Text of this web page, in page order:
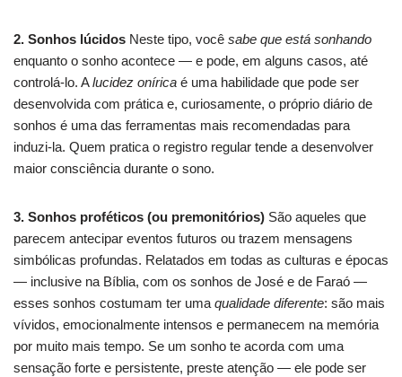
2. Sonhos lúcidos Neste tipo, você sabe que está sonhando
enquanto o sonho acontece — e pode, em alguns casos, até
controlá-lo. Alucidez onírica é uma habilidade que pode ser
desenvolvida com prática e, curiosamente, o próprio diário de
sonhos é uma das ferramentas mais recomendadas para
induzi-la. Quem pratica o registro regular tende a desenvolver
maior consciência durante o sono.
3. Sonhos proféticos (ou premonitórios) São aqueles que
parecem antecipar eventos futuros ou trazem mensagens
simbólicas profundas. Relatados em todas as culturas e épocas
— inclusive na Bíblia, com os sonhos de José e de Faraó —
esses sonhos costumam ter uma qualidade diferente: são mais
vívidos, emocionalmente intensos e permanecem na memória
por muito mais tempo. Se um sonho te acorda com uma
sensação forte e persistente, preste atenção — ele pode ser